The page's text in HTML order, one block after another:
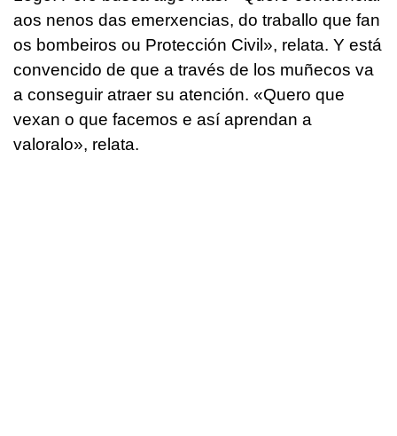
aos nenos das emerxencias, do traballo que fan
os bombeiros ou Protección Civil », relata. Y está
convencido de que a través de los muñecos va
a conseguir atraer su atención. «Quero que
vexan o que facemos e así aprendan a
valoralo», relata.